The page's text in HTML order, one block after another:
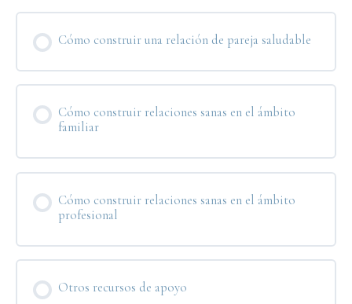
Cómo construir una relación de pareja saludable
Cómo construir relaciones sanas en el ámbito
familiar
Cómo construir relaciones sanas en el ámbito
profesional
Otros recursos de apoyo